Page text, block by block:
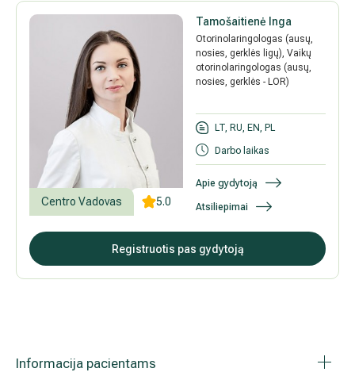
5.0
Centro Vadovas
Tamošaitienė Inga
Otorinolaringologas (ausų,
nosies, gerklės ligų), Vaikų
otorinolaringologas (ausų,
nosies, gerklės - LOR)
LT, RU, EN, PL
Darbo laikas
Apie gydytoją
Atsiliepimai
Registruotis pas gydytoją
Informacija pacientams